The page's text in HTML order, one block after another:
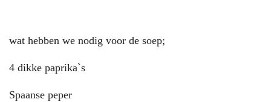
wat hebben we nodig voor de soep;
4 dikke paprika`s
Spaanse peper